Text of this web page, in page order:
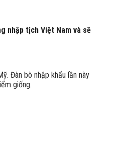
nhập tịch Việt Nam và sẽ
Đàn bò nhập khẩu lần này
giống.